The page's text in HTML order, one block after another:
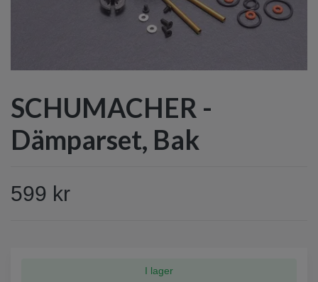
SCHUMACHER -
Dämparset, Bak
599 kr
I lager